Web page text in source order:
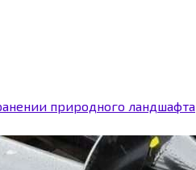
природного ландшафта